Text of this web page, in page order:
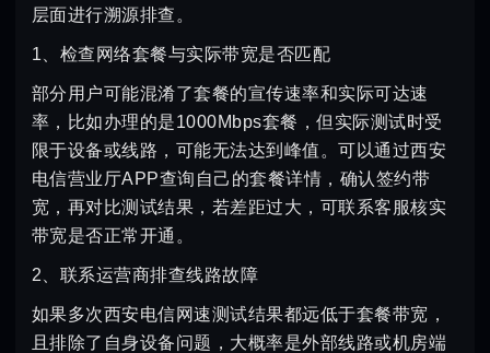
层面进行溯源排查。
1、检查网络套餐与实际带宽是否匹配
部分用户可能混淆了套餐的宣传速率和实际可达速
率，比如办理的是1000Mbps套餐，但实际测试时受
限于设备或线路，可能无法达到峰值。可以通过西安
电信营业厅APP查询自己的套餐详情，确认签约带
宽，再对比测试结果，若差距过大，可联系客服核实
带宽是否正常开通。
2、联系运营商排查线路故障
如果多次西安电信网速测试结果都远低于套餐带宽，
且排除了自身设备问题，大概率是外部线路或机房端